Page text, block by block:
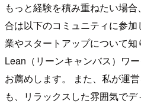
もっと経験を積み重ねたい場
合は以下のコミュニティに参
業やスタートアップについて
Lean（リーンキャンバス）ワ
お薦めします。 また、私が運
も、リラックスした雰囲気で